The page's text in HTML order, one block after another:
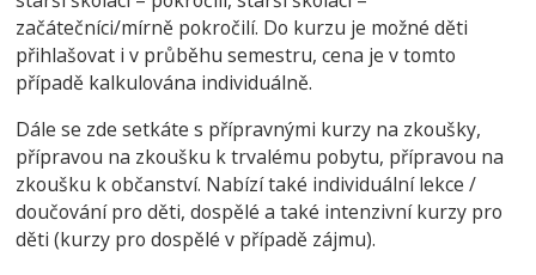
začátečníci/mírně pokročilí. Do kurzu je možné děti
přihlašovat i v průběhu semestru, cena je v tomto
případě kalkulována individuálně.
Dále se zde setkáte s přípravnými kurzy na zkoušky,
přípravou na zkoušku k trvalému pobytu, přípravou na
zkoušku k občanství. Nabízí také individuální lekce /
doučování pro děti, dospělé a také intenzivní kurzy pro
děti (kurzy pro dospělé v případě zájmu).